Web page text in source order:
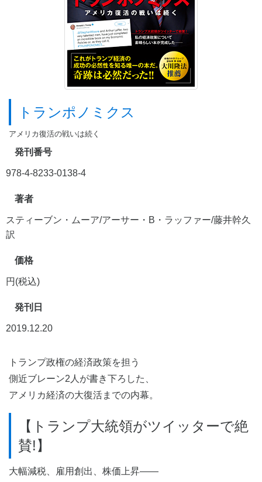
トランポノミクス
アメリカ復活の戦いは続く
発刊番号
978-4-8233-0138-4
著者
スティーブン・ムーア/アーサー・B・ラッファー/藤井幹久
訳
価格
円(税込)
発刊日
2019.12.20
トランプ政権の経済政策を担う
側近ブレーン2人が書き下ろした、
アメリカ経済の大復活までの内幕。
【トランプ大統領がツイッターで絶
賛!】
大幅減税、雇用創出、株価上昇――